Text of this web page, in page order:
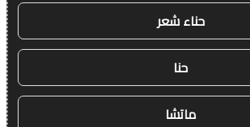
حناء شعر
حنا
ماتشا